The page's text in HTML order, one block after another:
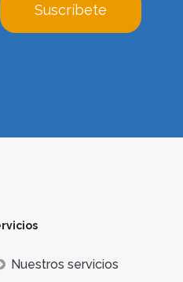
Suscríbete
Nuestros servicios